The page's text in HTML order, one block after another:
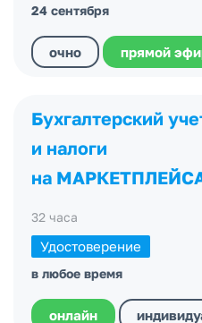
24 сентября
очно прямой
Бухгалтерский
и налоги
на
32 часа
Удостоверение
в любое время
онлайн